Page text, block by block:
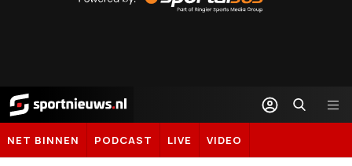
Sportal365
Sportnieuws.nl
NET BINNEN PODCAST LIVE VIDEO